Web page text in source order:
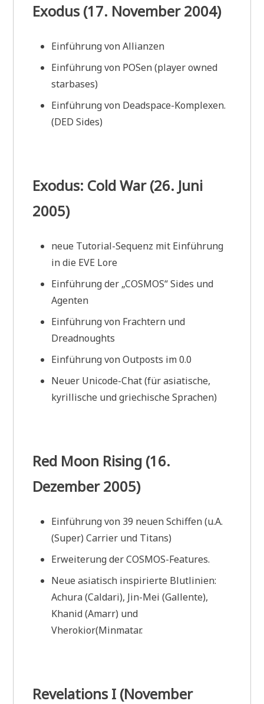
Exodus (17. November 2004)
Einführung von Allianzen
Einführung von POSen (player owned
starbases)
Einführung von Deadspace-Komplexen.
(DED Sides)
Exodus: Cold War (26. Juni
2005)
neue Tutorial-Sequenz mit Einführung
in die EVE Lore
Einführung der „COSMOS“ Sides und
Agenten
Einführung von Frachtern und
Dreadnoughts
Einführung von Outposts im 0.0
Neuer Unicode-Chat (für asiatische,
kyrillische und griechische Sprachen)
Red Moon Rising (16.
Dezember 2005)
Einführung von 39 neuen Schiffen (u.A.
(Super) Carrier und Titans)
Erweiterung der COSMOS-Features.
Neue asiatisch inspirierte Blutlinien:
Achura (Caldari), Jin-Mei (Gallente),
Khanid (Amarr) und
Vherokior(Minmatar.
Revelations I (November